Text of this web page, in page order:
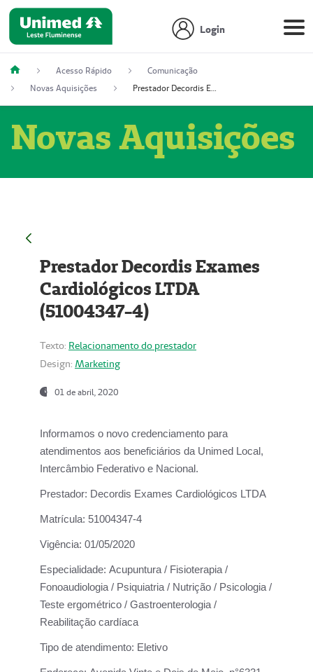
Login
Acesso Rápido
Comunicação
Novas Aquisições
Prestador Decordis Exames Cardiológicos LTDA (51004347-4)
Novas Aquisições
Prestador Decordis Exames
Cardiológicos LTDA
(51004347-4)
Texto: Relacionamento do prestador
Design: Marketing
01 de abril, 2020
Informamos o novo credenciamento para
atendimentos aos beneficiários da Unimed Local,
Intercâmbio Federativo e Nacional.
Prestador: Decordis Exames Cardiológicos LTDA
Matrícula: 51004347-4
Vigência: 01/05/2020
Especialidade: Acupuntura / Fisioterapia /
Fonoaudiologia / Psiquiatria / Nutrição / Psicologia /
Teste ergométrico / Gastroenterologia /
Reabilitação cardíaca
Tipo de atendimento: Eletivo